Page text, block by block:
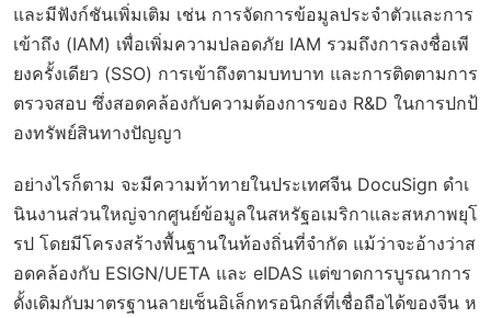
และมีฟังก์ชันเพิ่มเติม เช่น การจัดการข้อมูลประจำตัวและการ
เข้าถึง (IAM) เพื่อเพิ่มความปลอดภัย IAM รวมถึงการลงชื่อเพี
ยงครั้งเดียว (SSO) การเข้าถึงตามบทบาท และการติดตามการ
ตรวจสอบ ซึ่งสอดคล้องกับความต้องการของ R&D ในการปกป้
องทรัพย์สินทางปัญญา
อย่างไรก็ตาม จะมีความท้าทายในประเทศจีน DocuSign ดำเ
นินงานส่วนใหญ่จากศูนย์ข้อมูลในสหรัฐอเมริกาและสหภาพยุโ
รป โดยมีโครงสร้างพื้นฐานในท้องถิ่นที่จำกัด แม้ว่าจะอ้างว่าส
อดคล้องกับ ESIGN/UETA และ eIDAS แต่ขาดการบูรณาการ
ดั้งเดิมกับมาตรฐานลายเซ็นอิเล็กทรอนิกส์ที่เชื่อถือได้ของจีน ห